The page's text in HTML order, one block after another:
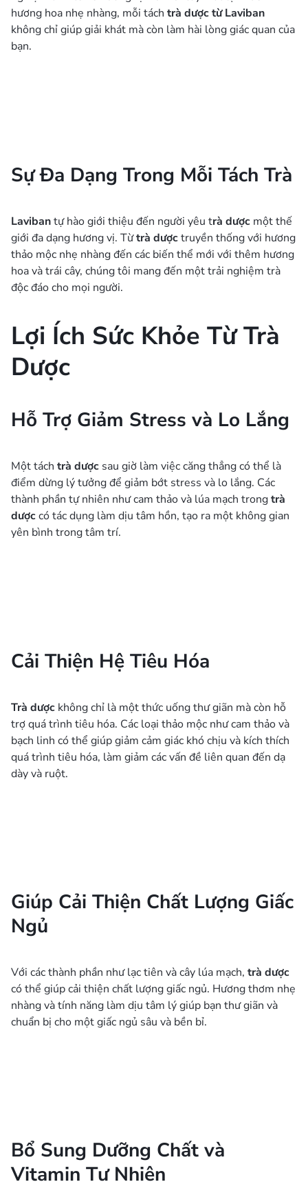
hương hoa nhẹ nhàng, mỗi tách trà dược từ Laviban
không chỉ giúp giải khát mà còn làm hài lòng giác quan của
bạn.
Sự Đa Dạng Trong Mỗi Tách Trà
Lavibantự hào giới thiệu đến người yêu trà dược một thế
giới đa dạng hương vị. Từtrà dượctruyền thống với hương
thảo mộc nhẹ nhàng đến các biến thể mới với thêm hương
hoa và trái cây, chúng tôi mang đến một trải nghiệm trà
độc đáo cho mọi người.
Lợi Ích Sức Khỏe Từ Trà
Dược
Hỗ Trợ Giảm Stress và Lo Lắng
Một tách trà dược sau giờ làm việc căng thẳng có thể là
điểm dừng lý tưởng để giảm bớt stress và lo lắng. Các
thành phần tự nhiên như cam thảo và lúa mạch trongtrà
dượccó tác dụng làm dịu tâm hồn, tạo ra một không gian
yên bình trong tâm trí.
Cải Thiện Hệ Tiêu Hóa
Trà dược không chỉ là một thức uống thư giãn mà còn hỗ
trợ quá trình tiêu hóa. Các loại thảo mộc như cam thảo và
bạch linh có thể giúp giảm cảm giác khó chịu và kích thích
quá trình tiêu hóa, làm giảm các vấn đề liên quan đến dạ
dày và ruột.
Giúp Cải Thiện Chất Lượng Giấc
Ngủ
Với các thành phần như lạc tiên và cây lúa mạch, trà dược
có thể giúp cải thiện chất lượng giấc ngủ. Hương thơm nhẹ
nhàng và tính năng làm dịu tâm lý giúp bạn thư giãn và
chuẩn bị cho một giấc ngủ sâu và bền bỉ.
Bổ Sung Dưỡng Chất và
Vitamin Tự Nhiên